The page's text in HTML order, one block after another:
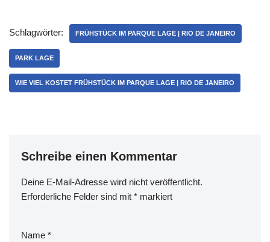
Schlagwörter: FRÜHSTÜCK IM PARQUE LAGE | RIO DE JANEIRO
PARK LAGE
WIE VIEL KOSTET FRÜHSTÜCK IM PARQUE LAGE | RIO DE JANEIRO
Schreibe einen Kommentar
Deine E-Mail-Adresse wird nicht veröffentlicht.
Erforderliche Felder sind mit * markiert
Name *